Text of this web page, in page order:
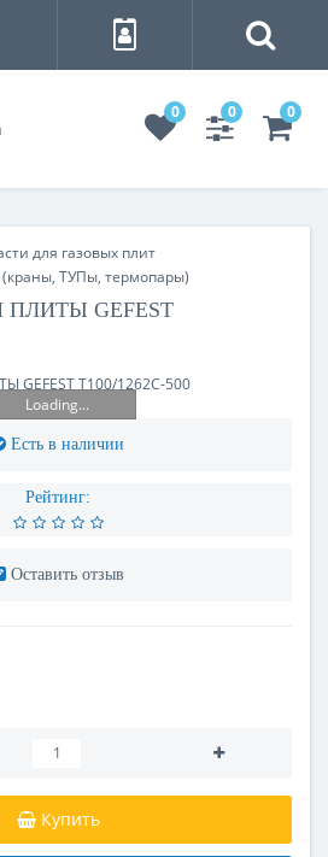
0 0 0
для газовых плит
(краны, ТУПы, термопары)
GEFEST
Loading...
Есть в наличии
Рейтинг:
Оставить отзыв
Купить